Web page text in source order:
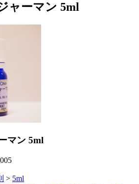
ャーマン 5ml
マン 5ml
> 5ml